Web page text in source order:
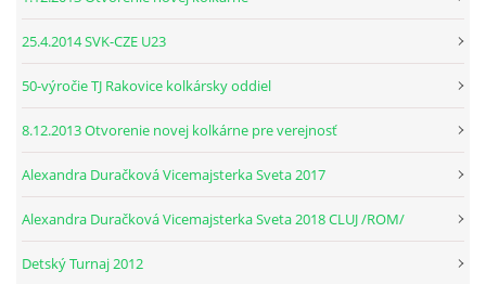
25.4.2014 SVK-CZE U23
50-výročie TJ Rakovice kolkársky oddiel
8.12.2013 Otvorenie novej kolkárne pre verejnosť
Alexandra Duračková Vicemajsterka Sveta 2017
Alexandra Duračková Vicemajsterka Sveta 2018 CLUJ /ROM/
Detský Turnaj 2012